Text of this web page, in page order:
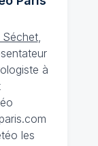
Séchet,
à
les